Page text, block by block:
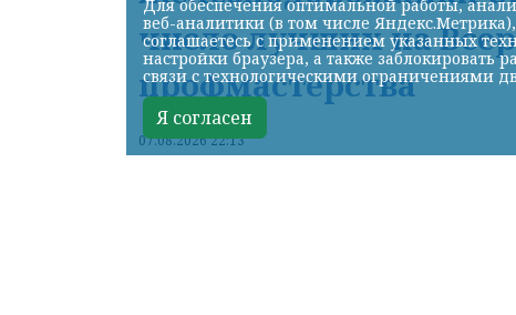
число лучших на
профмастерства
07.08.2026 22:13
Для обеспечения оптимальной работы,
веб-аналитики (в том числе
соглашаетесь с применением указанных
настройки браузера, а также
связи с технологическими ограничениями
Я согласен